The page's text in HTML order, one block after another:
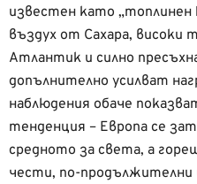
известен като „топлинен
въздух от Сахара, високи
Атлантик и силно
допълнително усилват
наблюдения обаче
тенденция – Европа се
средното за света, а
чести, по-продължителни